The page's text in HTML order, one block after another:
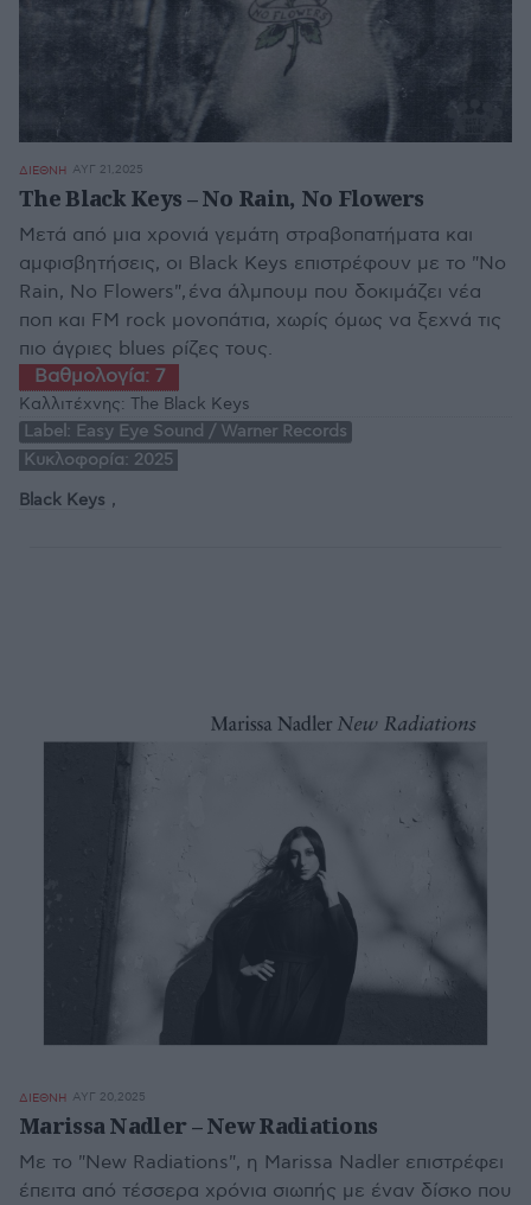
ΔΙΕΘΝΗ ΑΥΓ 21,2025
The Black Keys – No Rain, No Flowers
Μετά από μια χρονιά γεμάτη στραβοπατήματα και
αμφισβητήσεις, οι Black Keys επιστρέφουν με το "No
Rain, No Flowers", ένα άλμπουμ που δοκιμάζει νέα
ποπ και FM rock μονοπάτια, χωρίς όμως να ξεχνά τις
πιο άγριες blues ρίζες τους.
Βαθμολογία: 7
Καλλιτέχνης: The Black Keys
Label: Easy Eye Sound / Warner Records
Κυκλοφορία: 2025
Black Keys
ΔΙΕΘΝΗ ΑΥΓ 20,2025
Marissa Nadler – New Radiations
Με το "New Radiations", η Marissa Nadler επιστρέφει
έπειτα από τέσσερα χρόνια σιωπής με έναν δίσκο που